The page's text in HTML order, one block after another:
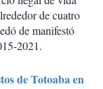
de cuatro
de manifestó
2021.
de Totoaba en